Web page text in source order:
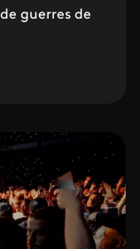
guerres de